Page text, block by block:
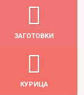
ЗАГОТОВКИ
КУРИЦА